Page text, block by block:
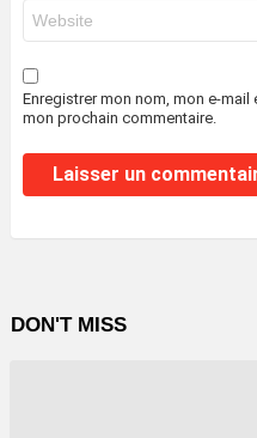
web
Enregistrer mon nom, mon e-
mon prochain commentaire.
DON'T MISS